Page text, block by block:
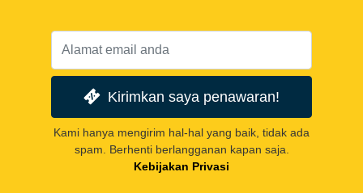
Kirimkan saya penawaran!
Kami hanya mengirim hal-hal yang baik, tidak ada
spam. Berhenti berlangganan kapan saja.
Kebijakan Privasi